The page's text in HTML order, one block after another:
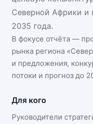
Северной Африки и
2035 года.
В фокусе отчёта —
рынка региона
и предложения,
потоки и прогноз до
Для кого
Руководители